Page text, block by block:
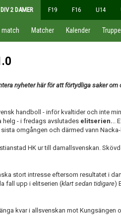
DIV 2 DAMER F19 F16 U14
match Matcher Kalender
nyheter här för att förtydliga saker
handboll - inför kvaltider och inte
helg - i fredags avslutades elitserien...
omgången och därmed vann
HK ur till damallsvenskan.
stort intresse eftersom resultatet i
fall upp i elitserien (klart sedan tidigare)
kvar i allsvenskan mot Kungsängen